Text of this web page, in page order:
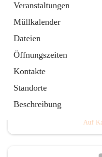
Veranstaltungen
Müllkalender
Dateien
Öffnungszeiten
Kontakte
Standorte
Beschreibung
Auf